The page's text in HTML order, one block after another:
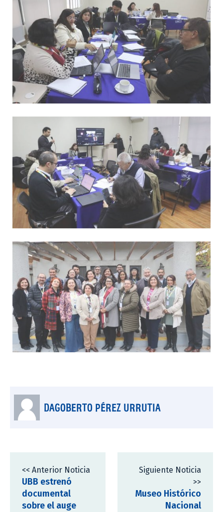
DAGOBERTO PÉREZ URRUTIA
<< Anterior Noticia
UBB estrenó
documental
sobre el auge
Siguiente Noticia
>>
Museo Histórico
Nacional